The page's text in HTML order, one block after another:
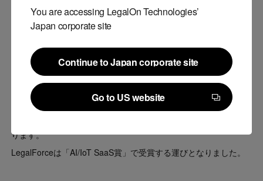
You are accessing LegalOn Technologies’
Japan corporate site
Continue to Japan corporate site
Continue to Japan corporate site
Go to US website
Go to US website
「BOXIL SaaS AWARD 2021」とは
「BOXIL SaaS AWARD」はスマートキャンプ株式会社が提供す
るSaaSマーケティングプラットフォーム「BOXIL
SaaS（https://boxil.jp/）」上において掲載され、エントリーされ
た各サービスの中から、評価されているサービスをノミネートし
ります。
LegalForceは「AI/IoT SaaS賞」で受賞する運びとなりました。